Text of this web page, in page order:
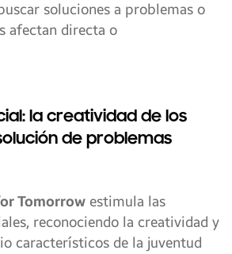
soluciones a problemas o
afectan directa o
la creatividad de los
de problemas
Tomorrow estimula las
reconociendo la creatividad y
característicos de la juventud